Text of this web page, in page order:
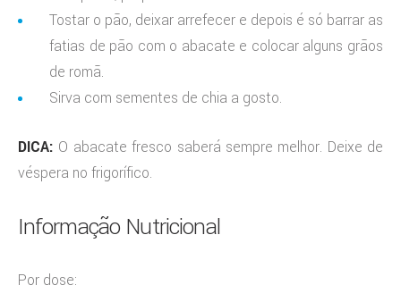
Tostar o pão, deixar arrefecer e depois é só barrar as
fatias de pão com o abacate e colocar alguns grãos
de romã.
Sirva com sementes de chia a gosto.
DICA: O abacate fresco saberá sempre melhor. Deixe de
véspera no frigorífico.
Informação Nutricional
Por dose: